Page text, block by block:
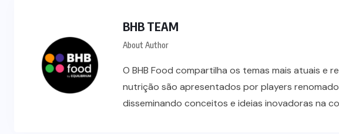
BHB TEAM
About Author
O BHB Food compartilha os temas mais atuais e
nutrição são apresentados por players
disseminando conceitos e ideias inovadoras na